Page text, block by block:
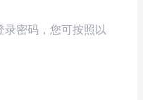
密码，您可按照以